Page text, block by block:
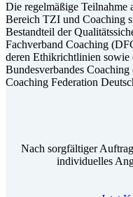
Die regelmäßige Teilnahme
Bereich TZI und Coaching
Bestandteil der
Fachverband Coaching
deren Ethikrichtlinien sowie
Bundesverbandes
Coaching Federation
Nach sorgfältiger
individuelles